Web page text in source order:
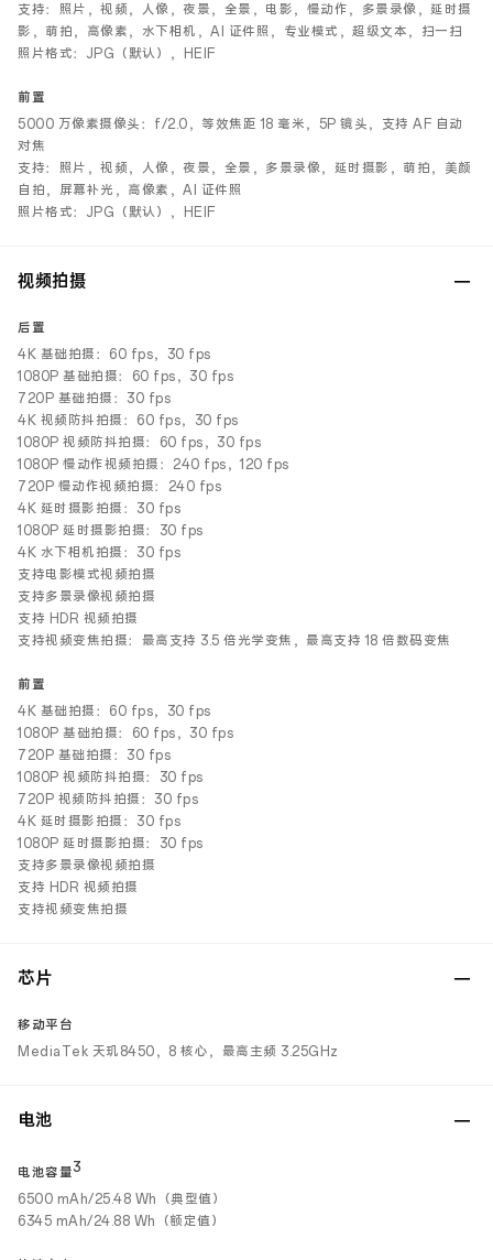
支持：照片，视频，人像，夜景，全景，电影，慢动作，多景录像，延时摄
影，萌拍，高像素，水下相机，AI 证件照，专业模式，超级文本，扫一扫
照片格式：JPG（默认），HEIF
前置
5000 万像素摄像头：f/2.0，等效焦距 18 毫米，5P 镜头，支持 AF 自动
对焦
支持：照片，视频，人像，夜景，全景，多景录像，延时摄影，萌拍，美颜
自拍，屏幕补光，高像素，AI 证件照
照片格式：JPG（默认），HEIF
视频拍摄
后置
4K 基础拍摄：60 fps，30 fps
1080P 基础拍摄：60 fps，30 fps
720P 基础拍摄：30 fps
4K 视频防抖拍摄：60 fps，30 fps
1080P 视频防抖拍摄：60 fps，30 fps
1080P 慢动作视频拍摄：240 fps，120 fps
720P 慢动作视频拍摄：240 fps
4K 延时摄影拍摄：30 fps
1080P 延时摄影拍摄：30 fps
4K 水下相机拍摄：30 fps
支持电影模式视频拍摄
支持多景录像视频拍摄
支持 HDR 视频拍摄
支持视频变焦拍摄：最高支持 3.5 倍光学变焦，最高支持 18 倍数码变焦
前置
4K 基础拍摄：60 fps，30 fps
1080P 基础拍摄：60 fps，30 fps
720P 基础拍摄：30 fps
1080P 视频防抖拍摄：30 fps
720P 视频防抖拍摄：30 fps
4K 延时摄影拍摄：30 fps
1080P 延时摄影拍摄：30 fps
支持多景录像视频拍摄
支持 HDR 视频拍摄
支持视频变焦拍摄
芯片
移动平台
MediaTek 天玑8450，8 核心，最高主频 3.25GHz
电池
电池容量3
6500 mAh/25.48 Wh（典型值）
6345 mAh/24.88 Wh（额定值）